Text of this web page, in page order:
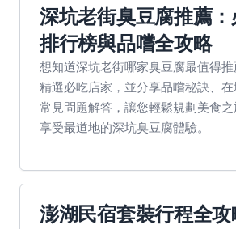
深坑老街臭豆腐推薦
排行榜與品嚐全攻略
想知道深坑老街哪家臭豆腐最值得
精選必吃店家，並分享品嚐秘訣、
常見問題解答，讓您輕鬆規劃美食之
享受最道地的深坑臭豆腐體驗。
澎湖民宿套裝行程全